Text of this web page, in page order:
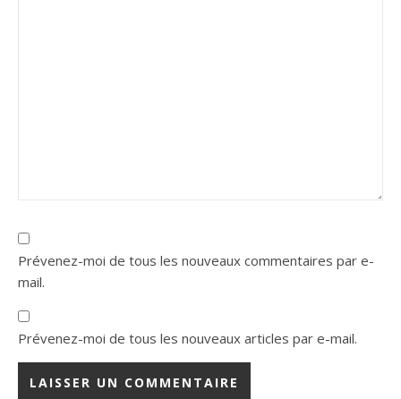
Prévenez-moi de tous les nouveaux commentaires par e-
mail.
Prévenez-moi de tous les nouveaux articles par e-mail.